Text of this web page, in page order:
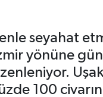
seyahat
yönüne
100